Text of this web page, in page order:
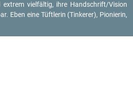
ex­trem viel­fäl­tig, ihre Hand­schrift/Vi­si­on
Eben eine Tüft­le­rin (Tin­ke­rer), Pio­nie­rin,